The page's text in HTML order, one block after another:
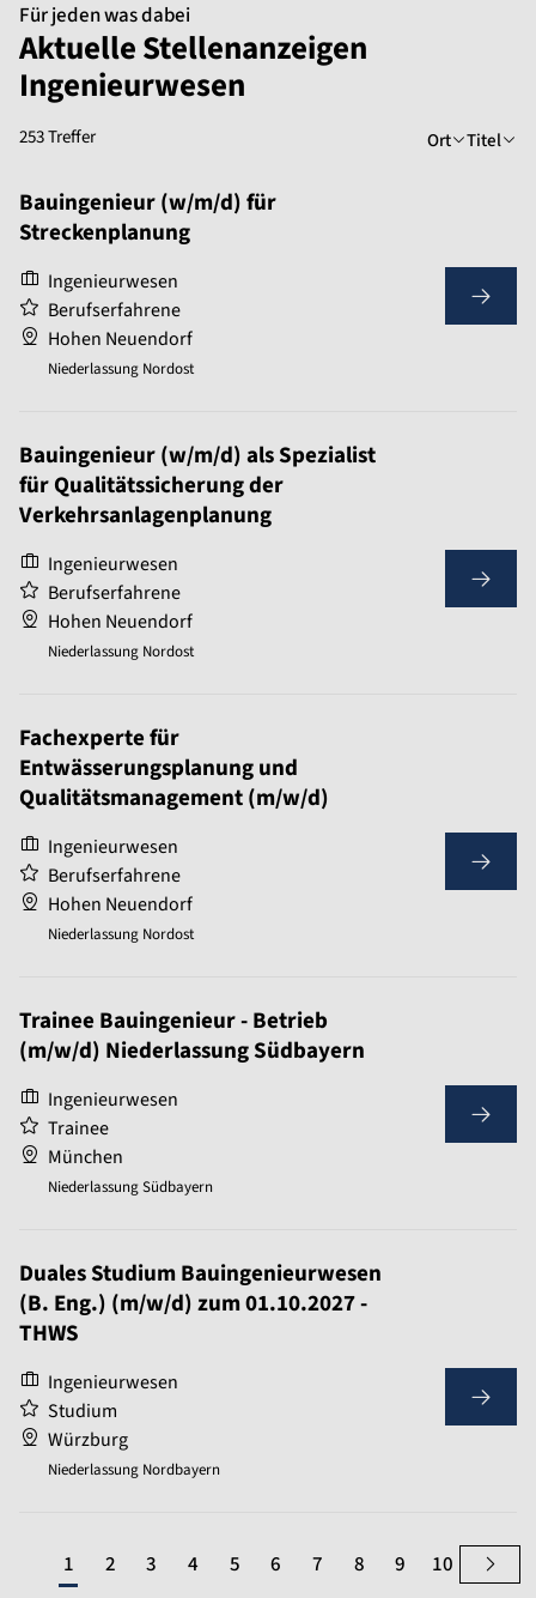
Für jeden was dabei
Aktuelle Stellenanzeigen
Ingenieurwesen
253 Treffer Ort Titel
Bauingenieur (w/m/d) für
Streckenplanung
Ingenieurwesen
Berufserfahrene
Hohen Neuendorf
Niederlassung Nordost
Bauingenieur (w/m/d) als Spezialist
für Qualitätssicherung der
Verkehrsanlagenplanung
Ingenieurwesen
Berufserfahrene
Hohen Neuendorf
Niederlassung Nordost
Fachexperte für
Entwässerungsplanung und
Qualitätsmanagement (m/w/d)
Ingenieurwesen
Berufserfahrene
Hohen Neuendorf
Niederlassung Nordost
Trainee Bauingenieur - Betrieb
(m/w/d) Niederlassung Südbayern
Ingenieurwesen
Trainee
München
Niederlassung Südbayern
Duales Studium Bauingenieurwesen
(B. Eng.) (m/w/d) zum 01.10.2027 -
THWS
Ingenieurwesen
Studium
Würzburg
Niederlassung Nordbayern
1 2 3 4 5 6 7 8 9 10